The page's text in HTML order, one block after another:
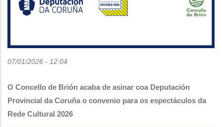
07/01/2026 - 12:04
O Concello de Brión acaba de asinar coa Deputación
Provincial da Coruña o convenio para os espectáculos da
Rede Cultural 2026